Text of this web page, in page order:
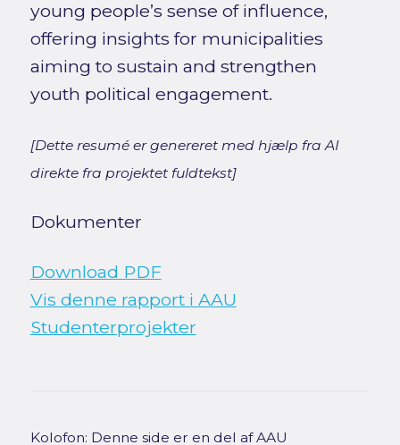
young people’s sense of influence,
offering insights for municipalities
aiming to sustain and strengthen
youth political engagement.
[Dette resumé er genereret med hjælp fra AI
direkte fra projektet fuldtekst]
Dokumenter
Download PDF
Vis denne rapport i AAU
Studenterprojekter
Kolofon: Denne side er en del af AAU